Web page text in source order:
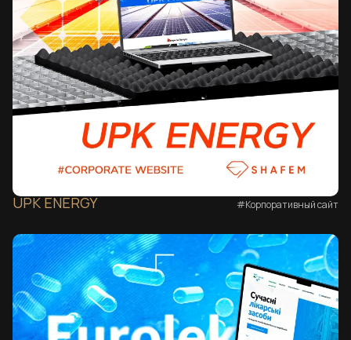
UPK ENERGY #Корпоративный сайт